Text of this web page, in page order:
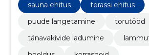
sauna ehitus
terassi ehitus
puude langetamine
torutööd
tänavakivide ladumine